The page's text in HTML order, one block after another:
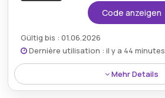
Code anzeigen
Gültig bis : 01.06.2026
Dernière utilisation : il y a 44 minutes
Mehr Details
Profitieren Sie von 10 % Rabatt,